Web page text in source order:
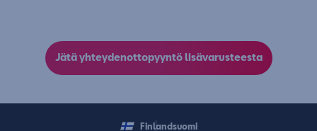
Jätä yhteydenottopyyntö lisävarusteesta
Finlandsuomi